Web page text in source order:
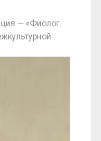
— «Фиолог.